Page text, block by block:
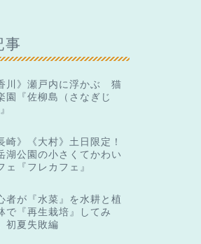
事
川》瀬戸内に浮かぶ 猫
園『佐柳島（さなぎじ
崎》《大村》土日限定！
湖公園の小さくてかわい
ェ『フレカフェ』
者が『水菜』を水耕と植
で『再生栽培』してみ
初夏失敗編